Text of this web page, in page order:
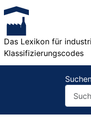
Das Lexikon für
Klassifizierungscodes